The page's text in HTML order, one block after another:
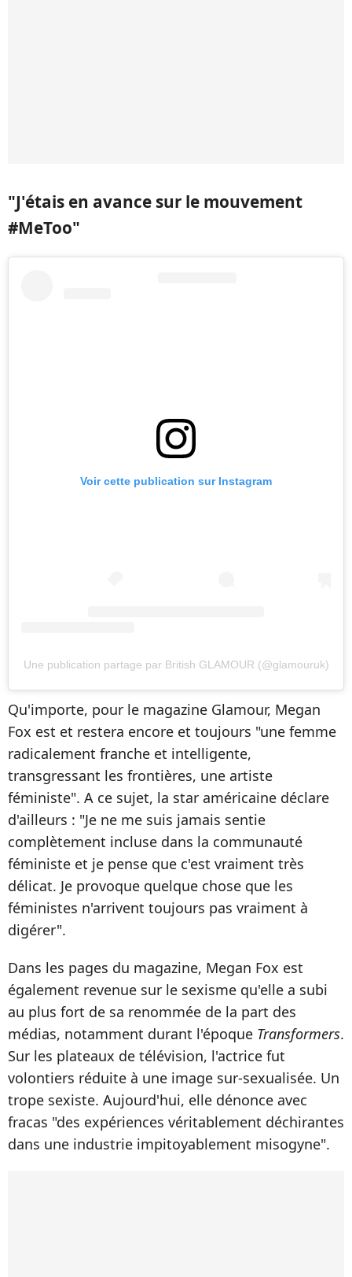
"J'étais en avance sur le mouvement
#MeToo"
Voir cette publication sur Instagram
Une publication partage par British GLAMOUR (@glamouruk)
Qu'importe, pour le magazine Glamour, Megan
Fox est et restera encore et toujours "une femme
radicalement franche et intelligente,
transgressant les frontières, une artiste
féministe". A ce sujet, la star américaine déclare
d'ailleurs : "Je ne me suis jamais sentie
complètement incluse dans la communauté
féministe et je pense que c'est vraiment très
délicat. Je provoque quelque chose que les
féministes n'arrivent toujours pas vraiment à
digérer".
Dans les pages du magazine, Megan Fox est
également revenue sur le sexisme qu'elle a subi
au plus fort de sa renommée de la part des
médias, notamment durant l'époque Transformers.
Sur les plateaux de télévision, l'actrice fut
volontiers réduite à une image sur-sexualisée. Un
trope sexiste. Aujourd'hui, elle dénonce avec
fracas "des expériences véritablement déchirantes
dans une industrie impitoyablement misogyne".